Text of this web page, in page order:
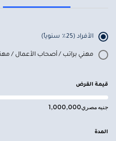
الأفراد (25٪ سنوياً)
مهني براتب / أصحاب الأعمال / مهني حر
قيمة القرض
1,000,000جنيه مصري
المدة